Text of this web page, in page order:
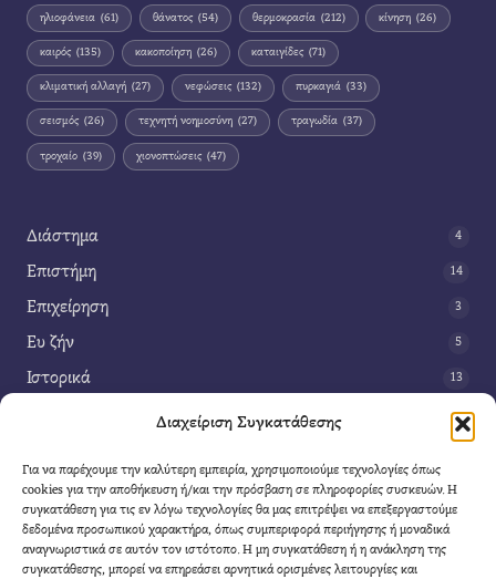
Διαχείριση Συγκατάθεσης
Για να παρέχουμε την καλύτερη εμπειρία, χρησιμοποιούμε τεχνολογίες όπως
cookies για την αποθήκευση ή/και την πρόσβαση σε πληροφορίες συσκευών. Η
συγκατάθεση για τις εν λόγω τεχνολογίες θα μας επιτρέψει να επεξεργαστούμε
δεδομένα προσωπικού χαρακτήρα, όπως συμπεριφορά περιήγησης ή μοναδικά
αναγνωριστικά σε αυτόν τον ιστότοπο. Η μη συγκατάθεση ή η ανάκληση της
συγκατάθεσης, μπορεί να επηρεάσει αρνητικά ορισμένες λειτουργίες και
ηλιοφάνεια (61) θάνατος (54) θερμοκρασία (212) κίνηση (26)
καιρός (135) κακοποίηση (26) καταιγίδες (71)
κλιματική αλλαγή (27) νεφώσεις (132) πυρκαγιά (33)
σεισμός (26) τεχνητή νοημοσύνη (27) τραγωδία (37)
τροχαίο (39) χιονοπτώσεις (47)
Διάστημα 4
Επιστήμη 14
Επιχείρηση 3
Ευ ζήν 5
Ιστορικά 13
42
Τέχνη 3
Τεχνολογία
Υγεία